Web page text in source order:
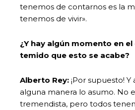
tenemos de contarnos es la
tenemos de vivir».
¿Y hay algún momento en el
temido que esto se acabe?
Alberto Rey: ¡Por supuesto!
alguna manera lo asumo. No
tremendista, pero todos